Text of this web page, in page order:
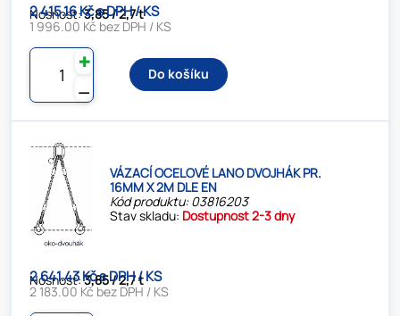
Nosnost:3,85 / 2,7 t
2 415.16 Kč s DPH / KS
1 996.00 Kč bez DPH / KS
⚊
✚
Do košíku
VÁZACÍ OCELOVÉ LANO DVOJHÁK PR.
16MM X 2M DLE EN
Kód produktu: 03816203
Stav skladu: Dostupnost 2-3 dny
Nosnost:3,85 / 2,7 t
2 641.43 Kč s DPH / KS
2 183.00 Kč bez DPH / KS